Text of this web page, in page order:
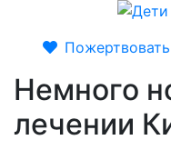
Пожертвовать
Немного
лечении